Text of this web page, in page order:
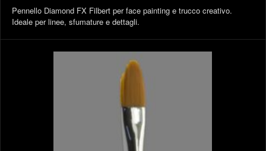
Pennello Diamond FX Filbert per face painting e trucco creativo.
Ideale per linee, sfumature e dettagli.